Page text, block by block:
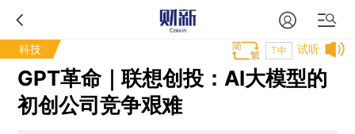
科技 试听
T中
GPT革命｜联想创投：AI大模型的
初创公司竞争艰难